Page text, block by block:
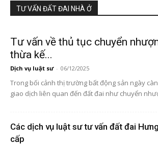
TƯ VẤN ĐẤT ĐAI NHÀ Ở
Tư vấn về thủ tục chuyển
thừa kế...
Dịch vụ luật sư - 06/12/2025
Trong bối cảnh thị trường bất động sản ngày
giao dịch liên quan đến đất đai như chuyển
Các dịch vụ luật sư tư vấn đất đai
cấp